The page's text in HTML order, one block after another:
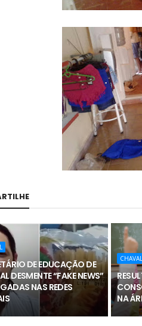
DE EDUCAÇÃO DE
DESMENTE “FAKE NEWS”
NAS REDES
CHAVAL
NA